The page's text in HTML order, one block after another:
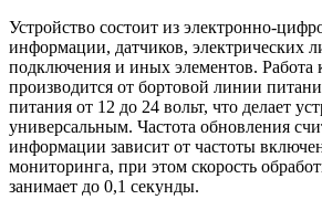
Устройство состоит из электронно-
информации, датчиков, электрических
подключения и иных элементов. Работа
производится от бортовой линии
питания от 12 до 24 вольт, что делает
универсальным. Частота обновления
информации зависит от частоты
мониторинга, при этом скорость
занимает до 0,1 секунды.